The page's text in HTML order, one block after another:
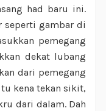
had baru ini.
seperti gambar di
pemegang
dekat lubang
dari pemegang
kena tekan sikit,
dari dalam. Dah